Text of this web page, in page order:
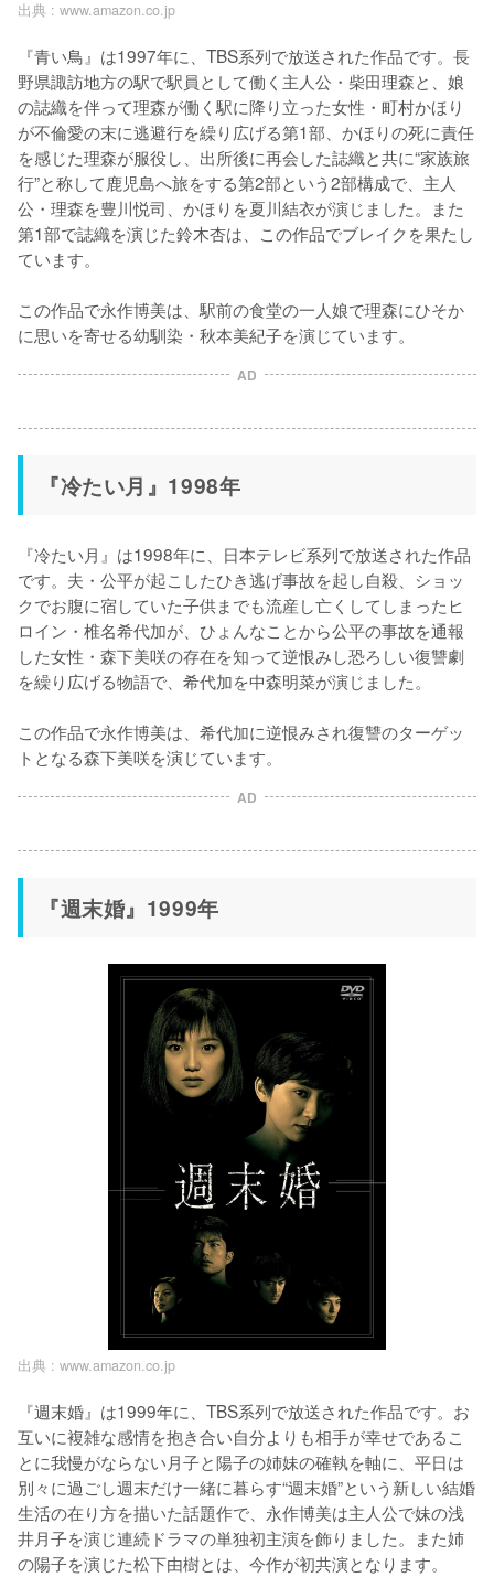
出典 : www.amazon.co.jp
『青い鳥』は1997年に、TBS系列で放送された作品です。長
野県諏訪地方の駅で駅員として働く主人公・柴田理森と、娘
の誌織を伴って理森が働く駅に降り立った女性・町村かほり
が不倫愛の末に逃避行を繰り広げる第1部、かほりの死に責任
を感じた理森が服役し、出所後に再会した誌織と共に“家族旅
行”と称して鹿児島へ旅をする第2部という2部構成で、主人
公・理森を豊川悦司、かほりを夏川結衣が演じました。また
第1部で誌織を演じた鈴木杏は、この作品でブレイクを果たし
ています。
この作品で永作博美は、駅前の食堂の一人娘で理森にひそか
に思いを寄せる幼馴染・秋本美紀子を演じています。
AD
『冷たい月』1998年
『冷たい月』は1998年に、日本テレビ系列で放送された作品
です。夫・公平が起こしたひき逃げ事故を起し自殺、ショッ
クでお腹に宿していた子供までも流産し亡くしてしまったヒ
ロイン・椎名希代加が、ひょんなことから公平の事故を通報
した女性・森下美咲の存在を知って逆恨みし恐ろしい復讐劇
を繰り広げる物語で、希代加を中森明菜が演じました。
この作品で永作博美は、希代加に逆恨みされ復讐のターゲッ
トとなる森下美咲を演じています。
AD
『週末婚』1999年
出典 : www.amazon.co.jp
『週末婚』は1999年に、TBS系列で放送された作品です。お
互いに複雑な感情を抱き合い自分よりも相手が幸せであるこ
とに我慢がならない月子と陽子の姉妹の確執を軸に、平日は
別々に過ごし週末だけ一緒に暮らす“週末婚”という新しい結婚
生活の在り方を描いた話題作で、永作博美は主人公で妹の浅
井月子を演じ連続ドラマの単独初主演を飾りました。また姉
の陽子を演じた松下由樹とは、今作が初共演となります。